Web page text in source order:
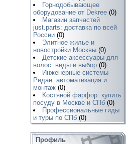
Горнодобывающее
оборудование от Dekree (0)
Магазин запчастей
just.parts: доставка по всей
России (0)
Элитное жилье и
новостройки Москвы (0)
Детские аксессуары для
волос: виды и выбор (0)
Инженерные системы
Ридан: автоматизация и
монтаж (0)
Костяной фарфор: купить
посуду в Москве и СПб (0)
Профессиональные гиды
и туры по СПб (0)
Профиль